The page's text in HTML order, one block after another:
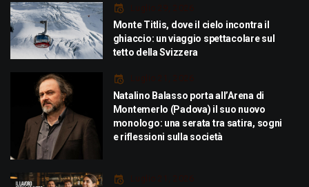
Luglio 29, 2026
Monte Titlis, dove il cielo incontra il
ghiaccio: un viaggio spettacolare sul
tetto della Svizzera
Luglio 21, 2026
Natalino Balasso porta all’Arena di
Montemerlo (Padova) il suo nuovo
monologo: una serata tra satira, sogni
e riflessioni sulla società
Luglio 21, 2026